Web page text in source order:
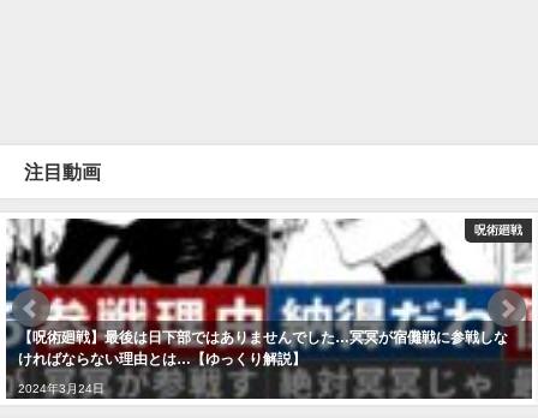
注目動画
呪術廻戦
【呪術廻戦】最後は日下部ではありませんでした…冥冥が宿儺戦に参戦しな
ければならない理由とは…【ゆっくり解説】
2024年3月24日